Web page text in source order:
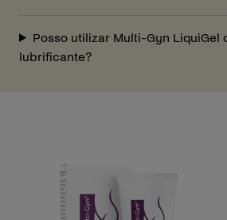
Posso utilizar Multi-Gyn LiquiGel
lubrificante?